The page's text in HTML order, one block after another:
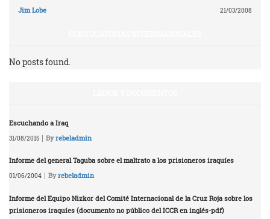
Jim Lobe 21/03/2008
No posts found.
Escuchando a Iraq
31/08/2015 | Byrebeladmin
Informe del general Taguba sobre el maltrato a los prisioneros iraquíes
01/06/2004 | Byrebeladmin
Informe del Equipo Nizkor del Comité Internacional de la Cruz Roja sobre los
prisioneros iraquíes (documento no público del ICCR en inglés-pdf)